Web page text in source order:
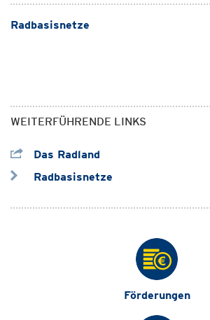
Radbasisnetze
WEITERFÜHRENDE LINKS
Das Radland
Radbasisnetze
Förderungen